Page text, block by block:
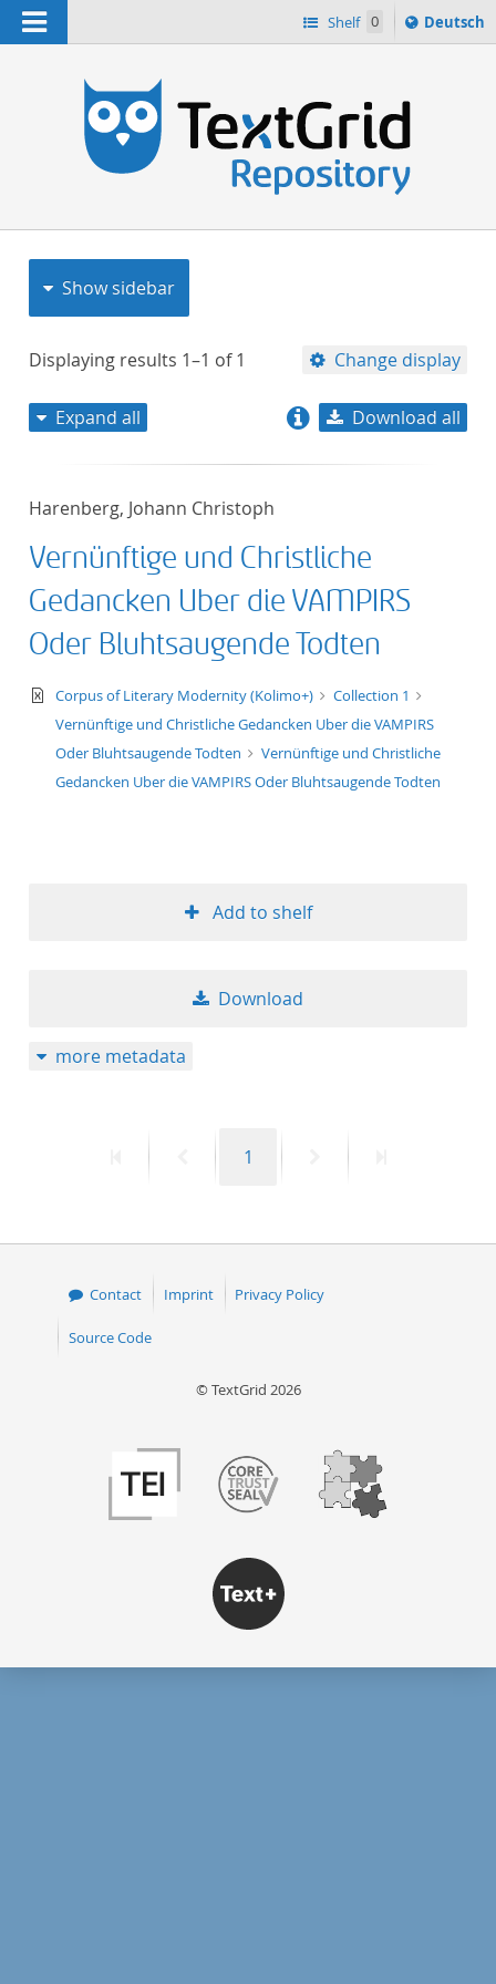
Navigation Shelf 0
Sprache
ï¿½ndern
Deutsch
Show sidebar
Displaying results 1–1 of1 Change display
title descending
format
publication date
Expand all Download all
Harenberg, Johann Christoph
Vernünftige und Christliche
Gedancken Uber die VAMPIRS
Oder Bluhtsaugende Todten
text/xml
Corpus of Literary Modernity (Kolimo+)
Collection 1
Vernünftige und Christliche Gedancken Uber die VAMPIRS
Oder Bluhtsaugende Todten
Vernünftige und Christliche
Gedancken Uber die VAMPIRS Oder Bluhtsaugende Todten
Add to shelf
Download
more metadata
PreviousPage
1
Contact Imprint Privacy Policy
Source Code
© TextGrid 2026